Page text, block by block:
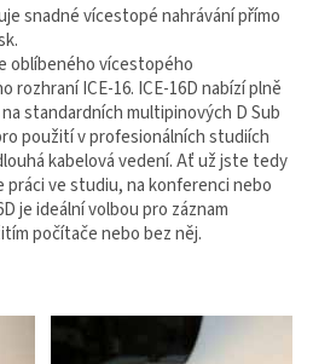
snadné vícestopé nahrávání přímo
oblíbeného vícestopého
ICE-16. ICE-16D nabízí plně
standardních multipinových D Sub
použití v profesionálních studiích
kabelová vedení. Ať už jste tedy
práci ve studiu, na konferenci nebo
je ideální volbou pro záznam
počítače nebo bez něj.